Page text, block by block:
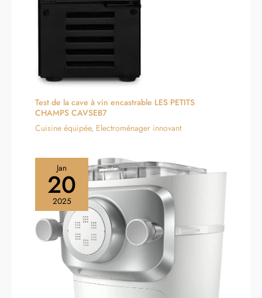
Test de la cave à vin encastrable LES PETITS
CHAMPS CAVSEB7
Cuisine équipée, Electroménager innovant
Jan
20
2025